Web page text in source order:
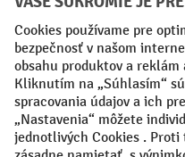
Faktúra Predplatba
Sociálne siete
Facebook
YouTube
LinkedIn